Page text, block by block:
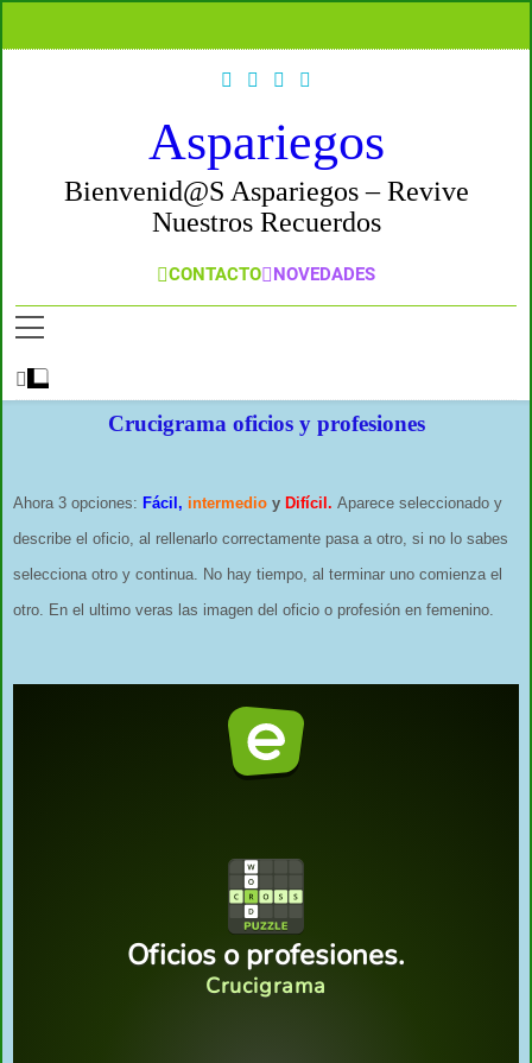
Aspariegos
Bienvenid@s Aspariegos – Revive
Nuestros Recuerdos
CONTACTO NOVEDADES
Crucigrama oficios y profesiones
Ahora 3 opciones: Fácil, intermedio y Difícil. Aparece seleccionado y
describe el oficio, al rellenarlo correctamente pasa a otro, si no lo sabes
selecciona otro y continua. No hay tiempo, al terminar uno comienza el
otro. En el ultimo veras las imagen del oficio o profesión en femenino.